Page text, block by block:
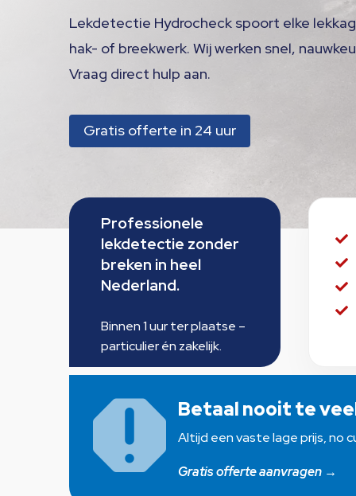
Lekdetectie Hydrocheck spoort elke
hak- of breekwerk. Wij werken snel,
Vraag direct hulp aan.
Gratis offerte in 24 uur
Professionele
lekdetectie zonder
breken in heel
Nederland.
Binnen 1 uur ter plaatse –
particulier én zakelijk.




 Betaal nooit te
Altijd een vaste lage prijs, no
Gratis offerte aanvragen →